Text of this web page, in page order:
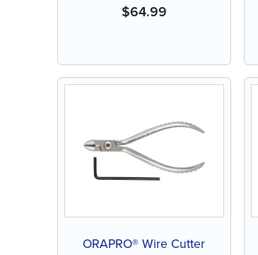
$64.99
ORAPRO® Wire Cutter